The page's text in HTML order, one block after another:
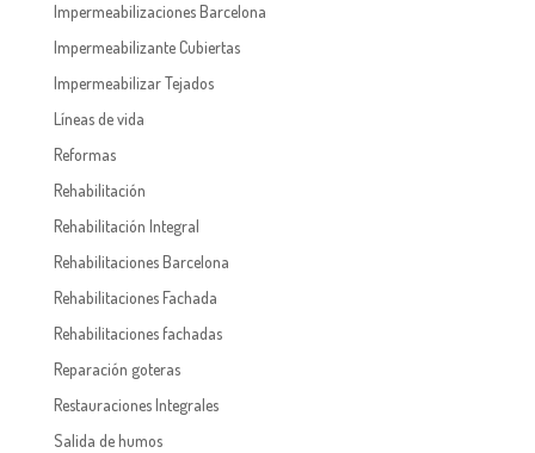
Impermeabilizaciones Barcelona
Impermeabilizante Cubiertas
Impermeabilizar Tejados
Líneas de vida
Reformas
Rehabilitación
Rehabilitación Integral
Rehabilitaciones Barcelona
Rehabilitaciones Fachada
Rehabilitaciones fachadas
Reparación goteras
Restauraciones Integrales
Salida de humos